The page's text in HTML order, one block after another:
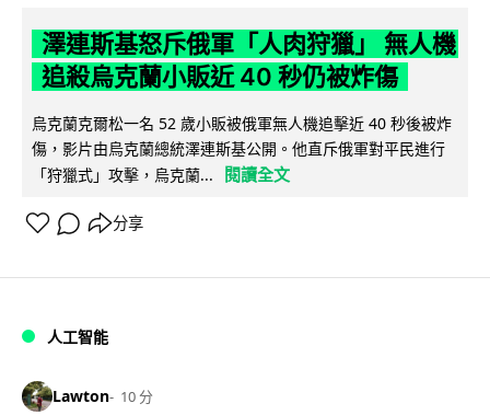
澤連斯基怒斥俄軍「人肉狩獵」 無人機
追殺烏克蘭小販近 40 秒仍被炸傷
烏克蘭克爾松一名 52 歲小販被俄軍無人機追擊近 40 秒後被炸
傷，影片由烏克蘭總統澤連斯基公開。他直斥俄軍對平民進行
「狩獵式」攻擊，烏克蘭...
閱讀全文
分享
人工智能
Lawton 10 分